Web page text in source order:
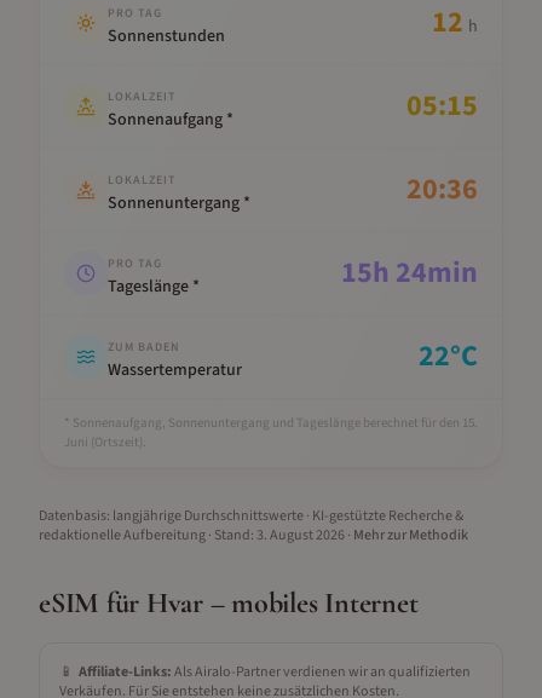
PRO TAG
Sonnenstunden 12 h
LOKALZEIT
Sonnenaufgang * 05:15
LOKALZEIT
Sonnenuntergang * 20:36
PRO TAG
Tageslänge * 15h 24min
ZUM BADEN
Wassertemperatur 22°C
* Sonnenaufgang, Sonnenuntergang und Tageslänge berechnet für den 15.
Juni (Ortszeit).
Datenbasis: langjährige Durchschnittswerte · KI-gestützte Recherche &
redaktionelle Aufbereitung· Stand: 3. August 2026· Mehr zur Methodik
eSIM für Hvar– mobiles Internet
📱 Affiliate-Links:Als Airalo-Partner verdienen wir an qualifizierten
Verkäufen. Für Sie entstehen keine zusätzlichen Kosten.